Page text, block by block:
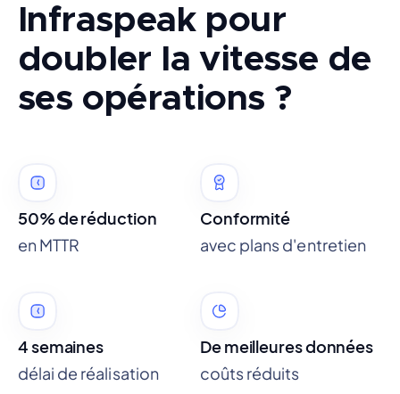
Infraspeak pour
doubler la vitesse de
ses opérations ?
50% de réduction
en MTTR
Conformité
avec plans d'entretien
4 semaines
délai de réalisation
De meilleures données
coûts réduits